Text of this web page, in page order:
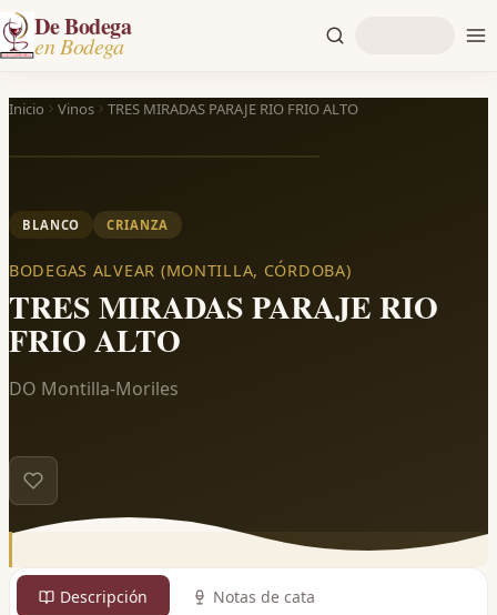
De Bodega
en Bodega
Inicio Vinos TRES MIRADAS PARAJE RIO FRIO ALTO
BLANCO CRIANZA
BODEGAS ALVEAR (MONTILLA, CÓRDOBA)
TRES MIRADAS PARAJE RIO
FRIO ALTO
DO Montilla-Moriles
Descripción Notas de cata